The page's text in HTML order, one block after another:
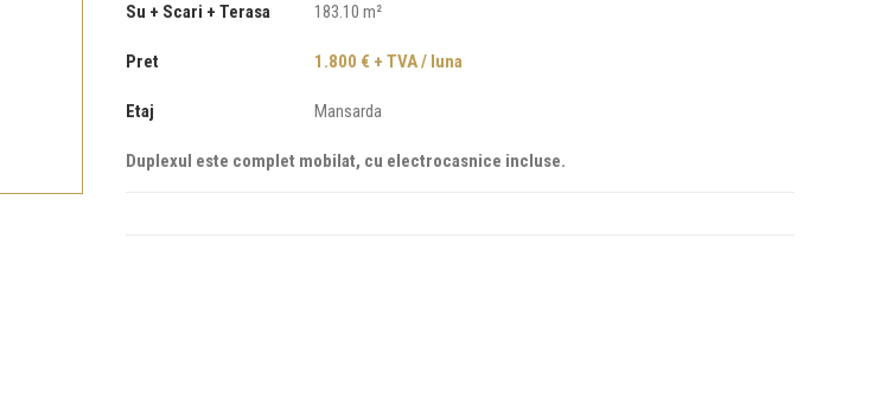
Su + Scari + Terasa
183.10 m²
Pret 1.800 € + TVA / luna
Etaj Mansarda
Duplexul este complet mobilat, cu electrocasnice incluse.